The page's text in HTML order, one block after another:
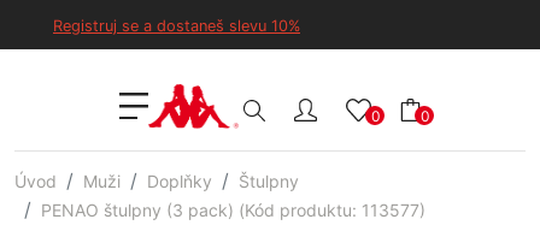
Registruj se a dostaneš slevu 10%
0 0
Úvod Muži Doplňky
Štulpny
PENAO štulpny (3 pack) (Kód produktu: 113577)